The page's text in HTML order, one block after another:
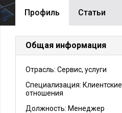
Профиль Cтатьи
Общая информация
Отрасль: Сервис, услуги
Специализация: Клиентские
отношения
Должность: Менеджер